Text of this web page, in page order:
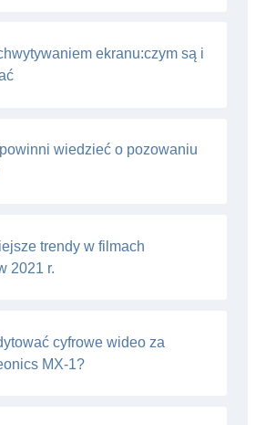
ekranu:czym są i
wiedzieć o pozowaniu
trendy w filmach
2021 r.
cyfrowe wideo za
MX-1?